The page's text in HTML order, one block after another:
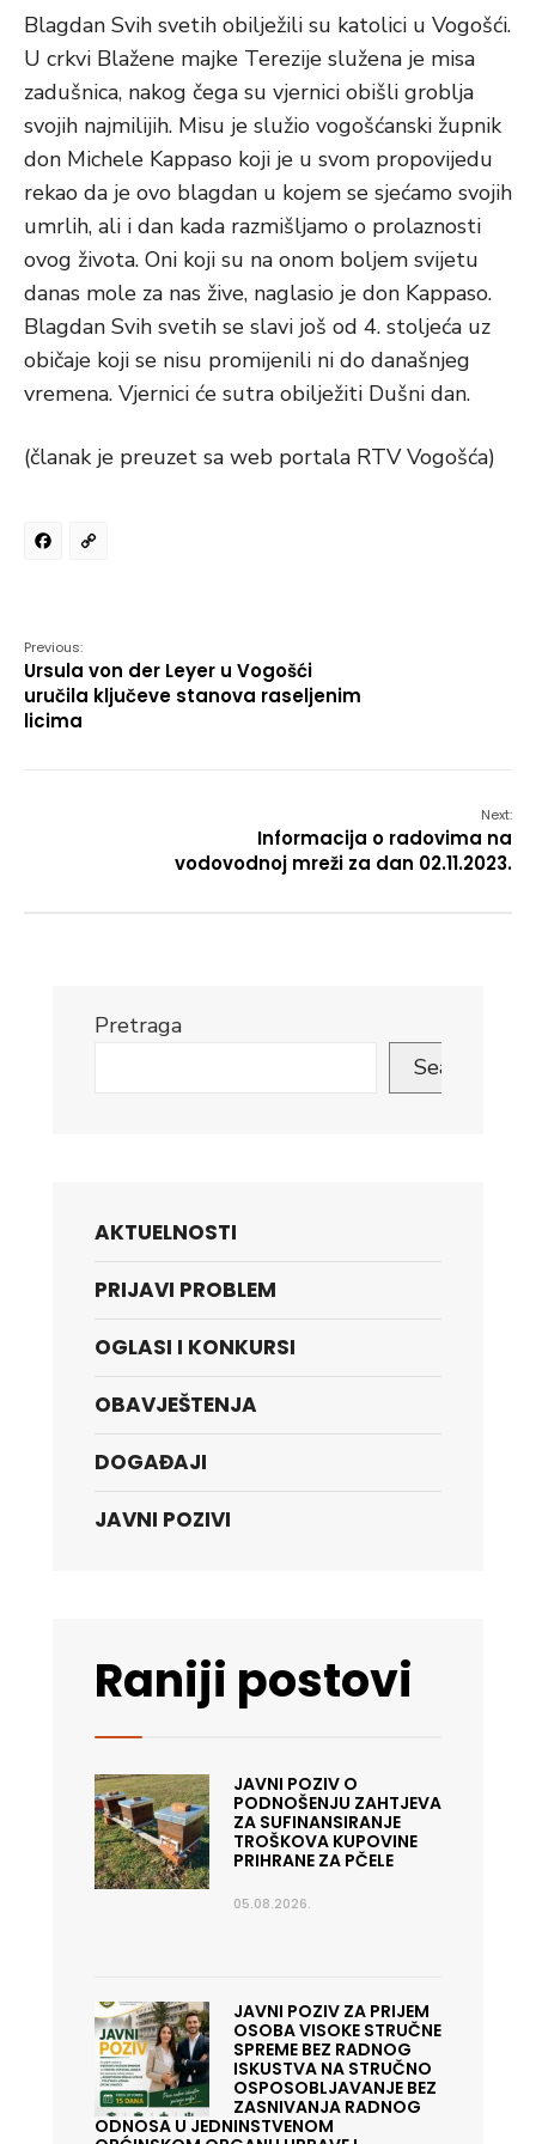
Blagdan Svih svetih obilježili su katolici u Vogošći.
U crkvi Blažene majke Terezije služena je misa
zadušnica, nakog čega su vjernici obišli groblja
svojih najmilijih. Misu je služio vogošćanski župnik
don Michele Kappaso koji je u svom propovijedu
rekao da je ovo blagdan u kojem se sjećamo svojih
umrlih, ali i dan kada razmišljamo o prolaznosti
ovog života. Oni koji su na onom boljem svijetu
danas mole za nas žive, naglasio je don Kappaso.
Blagdan Svih svetih se slavi još od 4. stoljeća uz
običaje koji se nisu promijenili ni do današnjeg
vremena. Vjernici će sutra obilježiti Dušni dan.
(članak je preuzet sa web portala RTV Vogošća)
Facebook
Previous:
Ursula von der Leyer u Vogošći
uručila ključeve stanova raseljenim
licima
Next:
Informacija o radovima na
vodovodnoj mreži za dan 02.11.2023.
Pretraga
Search
AKTUELNOSTI
PRIJAVI PROBLEM
OGLASI I KONKURSI
OBAVJEŠTENJA
DOGAĐAJI
JAVNI POZIVI
Raniji postovi
JAVNI POZIV O
PODNOŠENJU ZAHTJEVA
ZA SUFINANSIRANJE
TROŠKOVA KUPOVINE
PRIHRANE ZA PČELE
05.08.2026.
JAVNI POZIV ZA PRIJEM
OSOBA VISOKE STRUČNE
SPREME BEZ RADNOG
ISKUSTVA NA STRUČNO
OSPOSOBLJAVANJE BEZ
ZASNIVANJA RADNOG
ODNOSA U JEDNINSTVENOM